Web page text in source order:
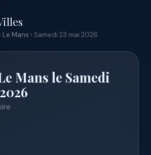
› Le Mans › Samedi 23 mai 2026
Mans le Samedi